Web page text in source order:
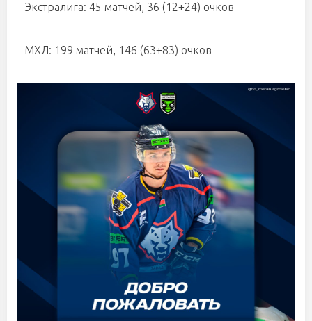
- Экстралига: 45 матчей, 36 (12+24) очков
- МХЛ: 199 матчей, 146 (63+83) очков